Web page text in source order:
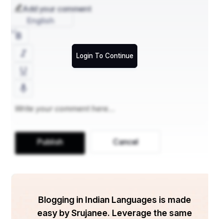
ଲସତ୍ପ୍ରେତପାଣିଂ ପ୍ରଯୁକ୍ତୈକକାଞ୍ଚୀ ।
ଶବାକାରମଞ୍ଚାଧିରୂଢା ଶିବାଭିଶ୍-
ଚତୁର୍ଦ୍ଦିକ୍ଷୁଶବ୍ଦାୟମାନାଽଭିରେଜେ ॥ ୩॥
॥ ଅଥ ସ୍ତୁତିଃ ॥
ଓଁ
ବିରଞ୍ଚ୍ୟାଦିଦେବାସ୍ତ୍ରଯସ୍ତେ ଗୁଣାସ୍ତ୍ରୀନ୍
ଅନାଦିଂ ସୁରାଦିଂ ମଖାଦିଂ ଭବାଦିଂ
Add your comment
Login To Continue
English
Publish Cancel
Blogging in Indian Languages is made
easy by Srujanee. Leverage the same